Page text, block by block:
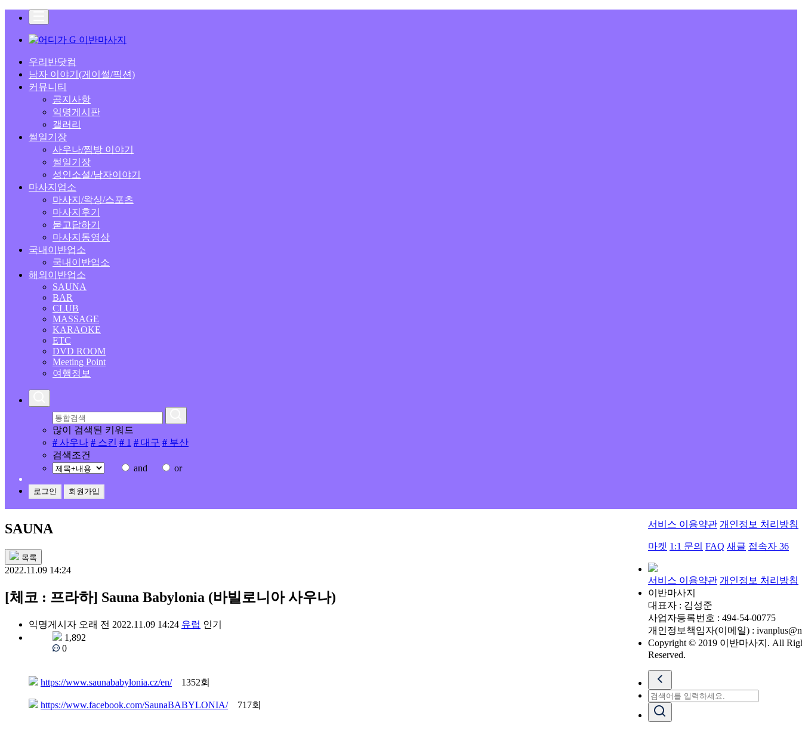
우리반닷컴
남자 이야기(게이썰/픽션)
커뮤니티
공지사항
익명게시판
갤러리
썰일기장
사우나/찜방 이야기
썰일기장
성인소설/남자이야기
마사지업소
마사지/왁싱/스포츠
마사지후기
묻고답하기
마사지동영상
국내이반업소
국내이반업소
해외이반업소
SAUNA
BAR
CLUB
MASSAGE
KARAOKE
ETC
DVD ROOM
Meeting Point
여행정보
많이 검색된 키워드
# 사우나 # 스킨 # 1 # 대구 # 부산
검색조건
and
or
로그인 회원가입
SAUNA
목록
2022.11.09 14:24
[체코 : 프라하] Sauna Babylonia (바빌로니아 사우나)
익명게시자 오래 전 2022.11.09 14:24 유럽 인기
1,892
0
https://www.saunababylonia.cz/en/1352회
https://www.facebook.com/SaunaBABYLONIA/717회
서비스 이용약관 개인정보 처리방침
마켓 1:1 문의 FAQ 새글 접속자 36
서비스 이용약관 개인정보 처리방침
이반마사지
대표자 : 김성준
사업자등록번호 : 494-54-00775
개인정보책임자(이메일) :
Copyright © 2019 이반마사지. All
Reserved.